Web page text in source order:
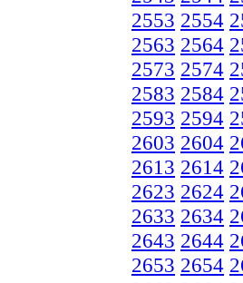
2553 2554
2563 2564
2573 2574
2583 2584
2593 2594
2603 2604
2613 2614
2623 2624
2633 2634
2643 2644
2653 2654